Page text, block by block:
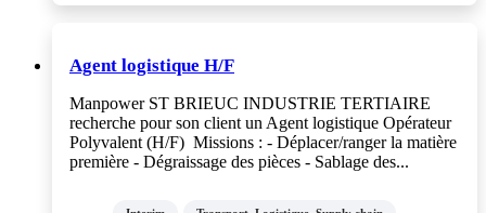
Agent logistique H/F
Manpower ST BRIEUC INDUSTRIE TERTIAIRE
recherche pour son client un Agent logistique Opérateur
Polyvalent (H/F) Missions : - Déplacer/ranger la matière
première - Dégraissage des pièces - Sablage des...